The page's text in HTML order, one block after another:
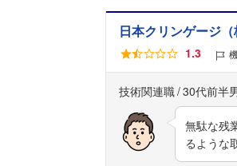
日本クリンゲージ（
1.3
技術関連職 30代前半
無駄な残
るような